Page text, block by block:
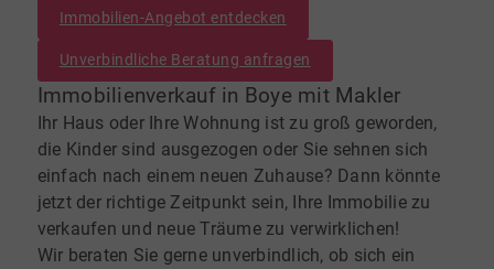
Immobilien-Angebot entdecken
Unverbindliche Beratung anfragen
Immobilienverkauf in Boye mit Makler
Ihr Haus oder Ihre Wohnung ist zu groß geworden,
die Kinder sind ausgezogen oder Sie sehnen sich
einfach nach einem neuen Zuhause? Dann könnte
jetzt der richtige Zeitpunkt sein, Ihre Immobilie zu
verkaufen und neue Träume zu verwirklichen!
Wir beraten Sie gerne unverbindlich, ob sich ein